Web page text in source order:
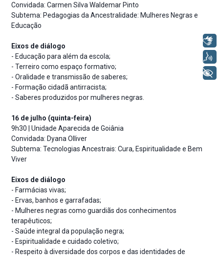
Convidada: Carmen Silva Waldemar Pinto
Subtema: Pedagogias da Ancestralidade: Mulheres Negras e
Educação
Eixos de diálogo
- Educação para além da escola;
- Terreiro como espaço formativo;
- Oralidade e transmissão de saberes;
- Formação cidadã antirracista;
- Saberes produzidos por mulheres negras.
16 de julho (quinta-feira)
9h30 | Unidade Aparecida de Goiânia
Convidada: Dyana Olliver
Subtema: Tecnologias Ancestrais: Cura, Espiritualidade e Bem
Viver
Eixos de diálogo
- Farmácias vivas;
- Ervas, banhos e garrafadas;
- Mulheres negras como guardiãs dos conhecimentos
terapêuticos;
- Saúde integral da população negra;
- Espiritualidade e cuidado coletivo;
- Respeito à diversidade dos corpos e das identidades de